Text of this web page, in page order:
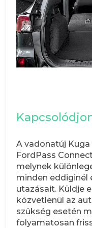
A vadonatúj
FordPass
melynek
minden eddiginél
utazásait. Küldje
közvetlenül az
szükség esetén
folyamatosan